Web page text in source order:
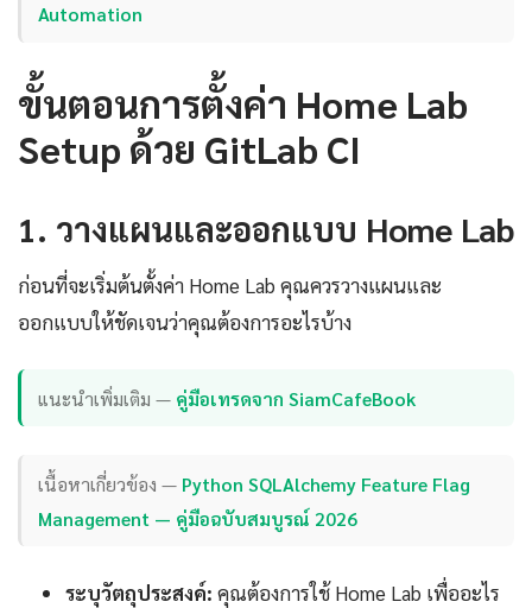
Automation
ขั้นตอนการตั้งค่า Home Lab
Setup ด้วย GitLab CI
1. วางแผนและออกแบบ Home Lab
ก่อนที่จะเริ่มต้นตั้งค่า Home Lab คุณควรวางแผนและ
ออกแบบให้ชัดเจนว่าคุณต้องการอะไรบ้าง
แนะนำเพิ่มเติม — คู่มือเทรดจาก SiamCafeBook
เนื้อหาเกี่ยวข้อง — Python SQLAlchemy Feature Flag
Management — คู่มือฉบับสมบูรณ์ 2026
ระบุวัตถุประสงค์: คุณต้องการใช้ Home Lab เพื่ออะไร